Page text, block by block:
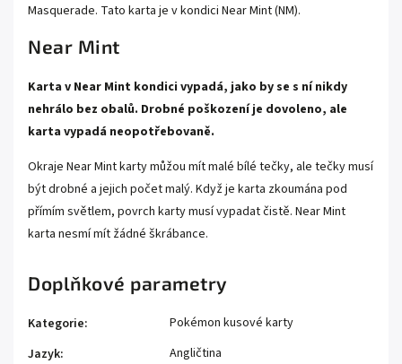
Masquerade. Tato karta je v kondici Near Mint (NM).
Near Mint
Karta v Near Mint kondici vypadá, jako by se s ní nikdy
nehrálo bez obalů. Drobné poškození je dovoleno, ale
karta vypadá neopotřebovaně.
Okraje Near Mint karty můžou mít malé bílé tečky, ale tečky musí
být drobné a jejich počet malý. Když je karta zkoumána pod
přímím světlem, povrch karty musí vypadat čistě. Near Mint
karta nesmí mít žádné škrábance.
Doplňkové parametry
Kategorie:
Pokémon kusové karty
Jazyk:
Angličtina